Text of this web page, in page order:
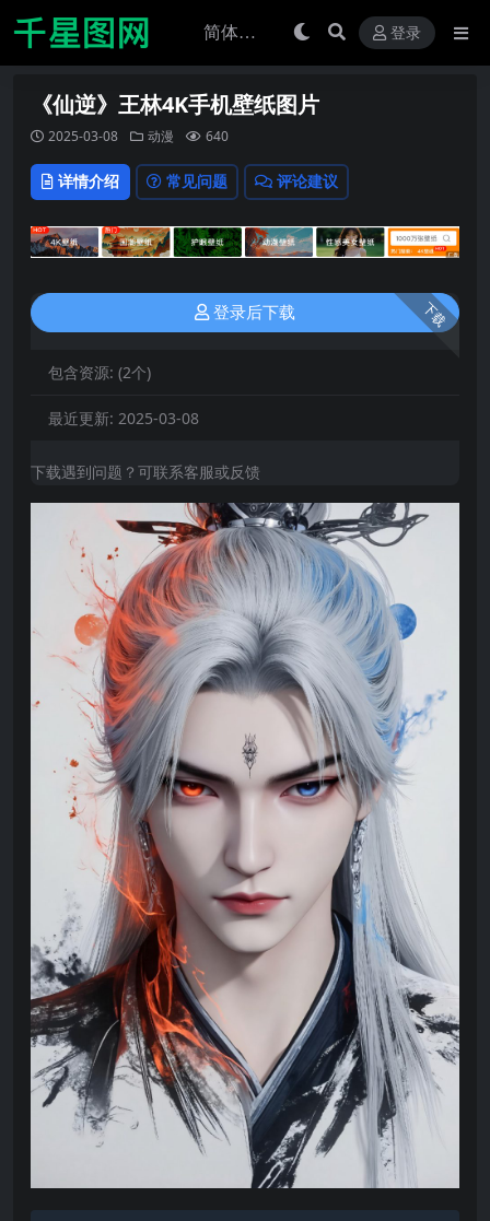
登录
《仙逆》王林4K手机壁纸图片
2025-03-08 动漫 640
详情介绍 常见问题 评论建议
下载
登录后下载
包含资源: (2个)
最近更新: 2025-03-08
下载遇到问题？可联系客服或反馈